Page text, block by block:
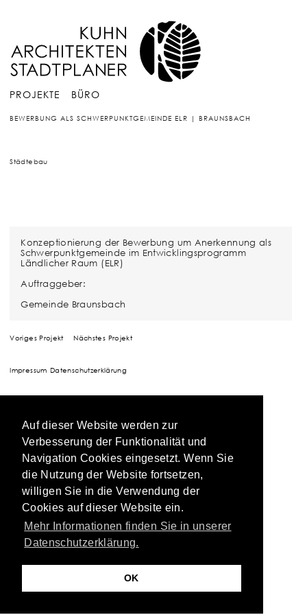
Auf dieser Website werden zur
Verbesserung der Funktionalität und
Navigation Cookies eingesetzt. Wenn Sie
die Nutzung der Website fortsetzen,
willigen Sie in die Verwendung der
Cookies auf dieser Website ein.
Mehr Informationen finden Sie in unserer
Datenschutzerklärung.
OK
PROJEKTE BÜRO
BEWERBUNG ALS SCHWERPUNKTGEMEINDE ELR | BRAUNSBACH
Städtebau
Konzeptionierung der Bewerbung um Anerkennung als
Schwerpunktgemeinde im Entwicklingsprogramm
Ländlicher Raum (ELR)
Auftraggeber:
Gemeinde Braunsbach
Voriges Projekt Nächstes Projekt
Impressum Datenschutzerklärung